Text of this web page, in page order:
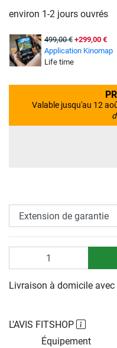
environ 1-2 jours ouvrés
499,00 € +299,00 €
Application Kinomap
Life time
Valable jusqu'au 12
L'AVIS FITSHOP
Équipement
Livraison à domicile